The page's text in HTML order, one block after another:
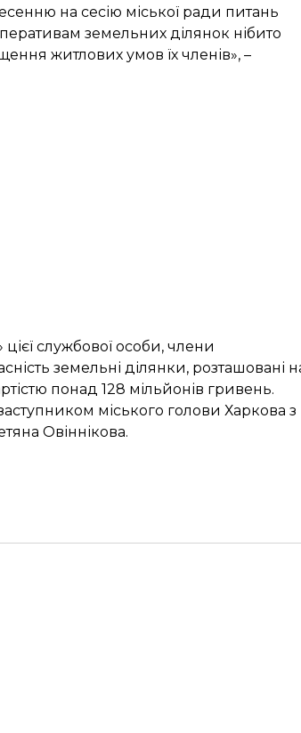
на сесію міської ради питань
земельних ділянок нібито
житлових умов їх членів», –
службової особи, члени
земельні ділянки, розташовані
понад 128 мільйонів гривень.
міського голови Харкова з
Овіннікова.